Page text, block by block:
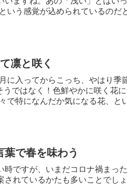
いう感覚が込められているのだ
凛と咲く
に入ってからこっち、やはり季
ではなく！色鮮やかに咲く花
で特になんだか気になる花、と
葉で春を味わう
時ですが、いまだコロナ禍まっ
れているかたも多いことでし